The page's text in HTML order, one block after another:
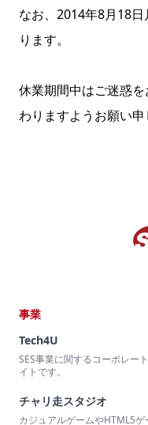
なお、2014年8月18
ります。
休業期間中はご迷惑
わりますようお願い申
事業
Tech4U
SES事業に関するコーポレー
イトです。
チャリ走スタジオ
カジュアルゲームやHTML5ゲ